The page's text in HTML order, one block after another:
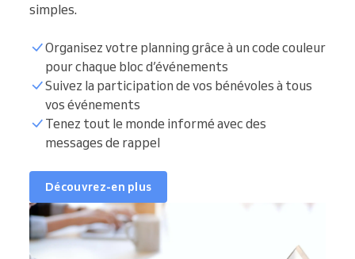
simples.
Organisez votre planning grâce à un code couleur
pour chaque bloc d’événements
Suivez la participation de vos bénévoles à tous
vos événements
Tenez tout le monde informé avec des
messages de rappel
Découvrez-en plus